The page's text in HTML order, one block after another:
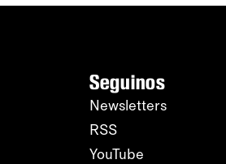
Seguinos
Newsletters
RSS
YouTube